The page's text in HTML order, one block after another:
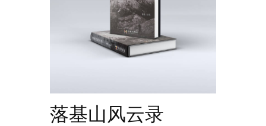
落基山风云录